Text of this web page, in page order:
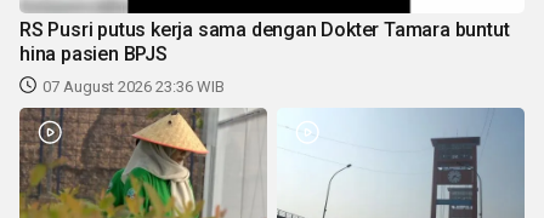
RS Pusri putus kerja sama dengan Dokter Tamara buntut
hina pasien BPJS
07 August 2026 23:36 WIB